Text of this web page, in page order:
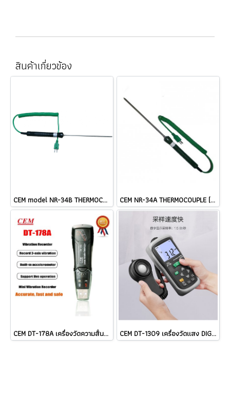
สินค้าเกี่ยวข้อง
CEM model NR-34B THERMOCOUPLE TYPE K ราคา CEM NR-34A THERMOCOUPLE (TYPE K) Length: 180 mm Cable @ ราคา
CEM DT-178A เครื่องวัดความสั่นสะเทือนแบบ 3-Axis Datalogger ราคา ### CEM DT-1309 เครื่องวัดแสง DIGITAL LUX METER ราคา